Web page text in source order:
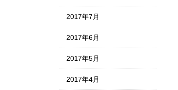
2017年7月
2017年6月
2017年5月
2017年4月